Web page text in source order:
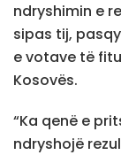
ndryshimin e
sipas tij,
e votave të
Kosovës.
“Ka qenë e
ndryshojë